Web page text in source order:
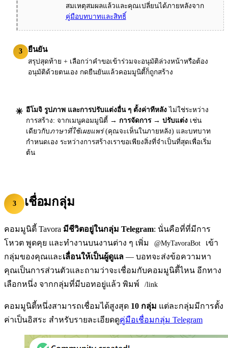
สมเหตุสมผลแล้วและคุณเปลี่ยนได้ภายหลังจาก
คู่มือบทบาทและสิทธิ์
3 ยืนยัน
สรุปสุดท้าย + เลือกว่าคำขอเข้าร่วมจะอนุมัติล่วงหน้าหรือต้อง
อนุมัติด้วยตนเอง กดยืนยันแล้วคอมมูนิตี้ก็ถูกสร้าง
อีโมจิ รูปภาพ และการปรับแต่งอื่น ๆ ตั้งค่าทีหลัง ไม่ใช่ระหว่าง
การสร้าง: จากเมนูคอมมูนิตี้ →การจัดการ → ปรับแต่ง เช่น
เดียวกับภาษาที่ใช้เผยแพร่(คุณจะเห็นในภายหลัง) และบทบาท
กำหนดเอง ระหว่างการสร้างเราขอเพียงสิ่งที่จำเป็นที่สุดเพื่อเริ่ม
ต้น
3 เชื่อมกลุ่ม
คอมมูนิตี้ Tavora มีชีวิตอยู่ในกลุ่ม Telegram: นั่นคือที่ที่มีการ
โหวต พูดคุย และทำงานบนงานต่าง ๆ เพิ่ม
@MyTavoraBot
เข้า
กลุ่มของคุณและเลื่อนให้เป็นผู้ดูแล — บอทจะส่งข้อความหา
คุณเป็นการส่วนตัวและถามว่าจะเชื่อมกับคอมมูนิตี้ไหน อีกทาง
เลือกหนึ่ง จากกลุ่มที่มีบอทอยู่แล้ว พิมพ์
/link
คอมมูนิตี้หนึ่งสามารถเชื่อมได้สูงสุด 10 กลุ่ม แต่ละกลุ่มมีการตั้ง
ค่าเป็นอิสระ สำหรับรายละเอียดดูคู่มือเชื่อมกลุ่ม Telegram